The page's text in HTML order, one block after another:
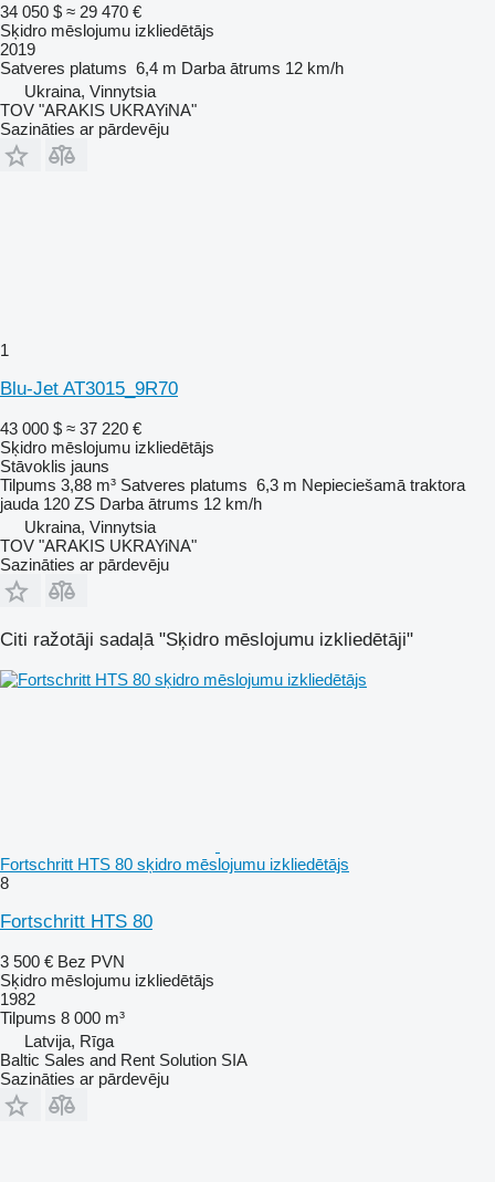
34 050 $ ≈ 29 470 €
Sķidro mēslojumu izkliedētājs
2019
Satveres platums 6,4 m Darba ātrums 12 km/h
Ukraina, Vinnytsia
TOV "ARAKIS UKRAYiNA"
Sazināties ar pārdevēju
1
Blu-Jet AT3015_9R70
43 000 $ ≈ 37 220 €
Sķidro mēslojumu izkliedētājs
Stāvoklis jauns
Tilpums 3,88 m³ Satveres platums 6,3 m Nepieciešamā traktora
jauda 120 ZS Darba ātrums 12 km/h
Ukraina, Vinnytsia
TOV "ARAKIS UKRAYiNA"
Sazināties ar pārdevēju
Citi ražotāji sadaļā "Sķidro mēslojumu izkliedētāji"
Fortschritt HTS 80 sķidro mēslojumu izkliedētājs
8
Fortschritt HTS 80
3 500 € Bez PVN
Sķidro mēslojumu izkliedētājs
1982
Tilpums 8 000 m³
Latvija, Rīga
Baltic Sales and Rent Solution SIA
Sazināties ar pārdevēju